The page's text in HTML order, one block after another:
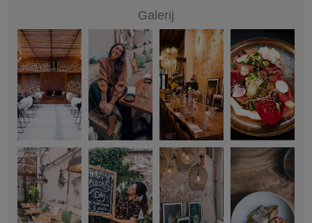
Galerij